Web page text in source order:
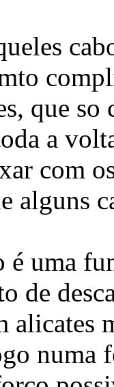
mto
que so
a
com
alguns
é uma
de
alicates
numa